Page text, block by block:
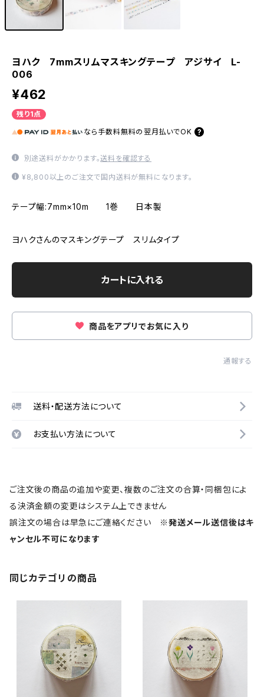
ヨハク 7mmスリムマスキングテープ アジサイ L-
006
¥462
残り1点
なら 手数料無料の 翌月払いでOK
別途送料がかかります。送料を確認する
¥8,800以上のご注文で国内送料が無料になります。
テープ幅:7mm×10m 1巻 日本製
ヨハクさんのマスキングテープ スリムタイプ
カートに入れる
商品をアプリでお気に入り
通報する
送料・配送方法について
お支払い方法について
ご注文後の商品の追加や変更、複数のご注文の合算・同梱包によ
る決済金額の変更はシステム上できません
誤注文の場合は早急にご連絡ください ※発送メール送信後はキ
ャンセル不可になります
同じカテゴリの商品